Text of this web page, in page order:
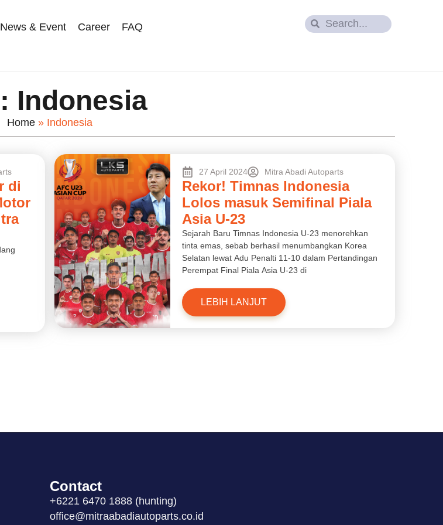
News & Event Career FAQ
Indonesia
Home » Indonesia
di
27 April 2024 Mitra Abadi Autoparts
Rekor! Timnas Indonesia
Lolos masuk Semifinal Piala
Asia U-23
Sejarah Baru Timnas Indonesia U-23 menorehkan
tinta emas, sebab berhasil menumbangkan Korea
Selatan lewat Adu Penalti 11-10 dalam Pertandingan
Perempat Final Piala Asia U-23 di
LEBIH LANJUT
Contact
+6221 6470 1888 (hunting)
office@mitraabadiautoparts.co.id